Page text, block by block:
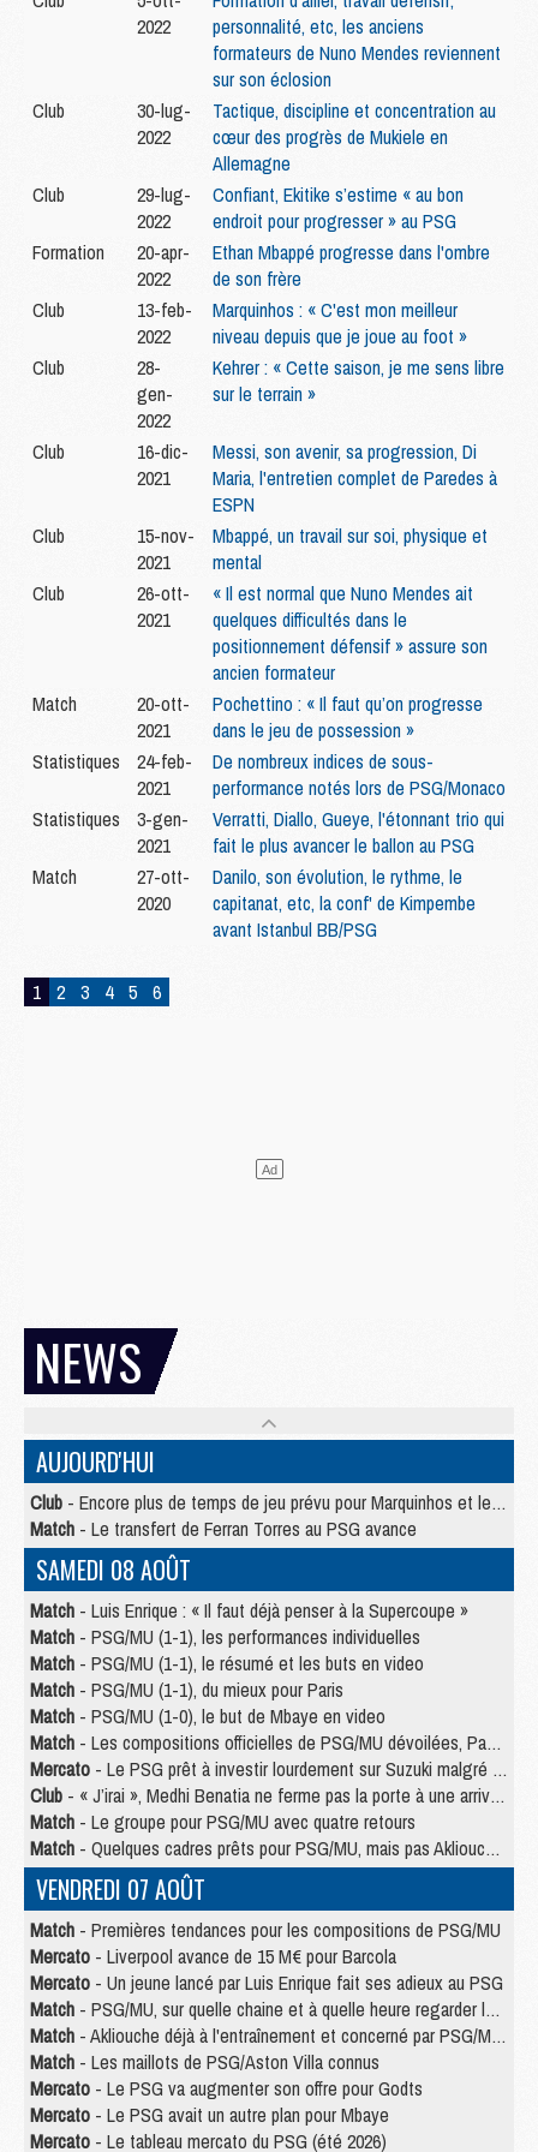
2022
personnalité, etc, les anciens
formateurs de Nuno Mendes reviennent
sur son éclosion
Club
30-lug-
2022
Tactique, discipline et concentration au
cœur des progrès de Mukiele en
Allemagne
Club
29-lug-
2022
Confiant, Ekitike s’estime « au bon
endroit pour progresser » au PSG
Formation
20-apr-
2022
Ethan Mbappé progresse dans l'ombre
de son frère
Club
13-feb-
2022
Marquinhos : « C'est mon meilleur
niveau depuis que je joue au foot »
Club
28-
gen-
2022
Kehrer : « Cette saison, je me sens libre
sur le terrain »
Club
16-dic-
2021
Messi, son avenir, sa progression, Di
Maria, l'entretien complet de Paredes à
ESPN
Club
15-nov-
2021
Mbappé, un travail sur soi, physique et
mental
Club
26-ott-
2021
« Il est normal que Nuno Mendes ait
quelques difficultés dans le
positionnement défensif » assure son
ancien formateur
Match
20-ott-
2021
Pochettino : « Il faut qu’on progresse
dans le jeu de possession »
Statistiques
24-feb-
2021
De nombreux indices de sous-
performance notés lors de PSG/Monaco
Statistiques
3-gen-
2021
Verratti, Diallo, Gueye, l'étonnant trio qui
fait le plus avancer le ballon au PSG
Match
27-ott-
2020
Danilo, son évolution, le rythme, le
capitanat, etc, la conf' de Kimpembe
avant Istanbul BB/PSG
1 2 3 4 5 6
NEWS
AUJOURD'HUI
Club - Encore plus de temps de jeu prévu pour Marquinhos et les Portugais en Supercoupe
Match - Le transfert de Ferran Torres au PSG avance
SAMEDI 08 AOÛT
Match - Luis Enrique : « Il faut déjà penser à la Supercoupe »
Match - PSG/MU (1-1), les performances individuelles
Match - PSG/MU (1-1), le résumé et les buts en video
Match - PSG/MU (1-1), du mieux pour Paris
Match - PSG/MU (1-0), le but de Mbaye en video
Match - Les compositions officielles de PSG/MU dévoilées, Pacho titulaire
Mercato - Le PSG prêt à investir lourdement sur Suzuki malgré Safonov et Chevalier
Club - « J’irai », Medhi Benatia ne ferme pas la porte à une arrivée au PSG
Match - Le groupe pour PSG/MU avec quatre retours
Match - Quelques cadres prêts pour PSG/MU, mais pas Akliouche ?
VENDREDI 07 AOÛT
Match - Premières tendances pour les compositions de PSG/MU
Mercato - Liverpool avance de 15 M€ pour Barcola
Mercato - Un jeune lancé par Luis Enrique fait ses adieux au PSG
Match - PSG/MU, sur quelle chaine et à quelle heure regarder le match ?
Match - Akliouche déjà à l'entraînement et concerné par PSG/MU ?
Match - Les maillots de PSG/Aston Villa connus
Mercato - Le PSG va augmenter son offre pour Godts
Mercato - Le PSG avait un autre plan pour Mbaye
Mercato - Le tableau mercato du PSG (été 2026)